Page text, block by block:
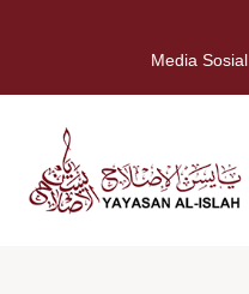
Media Sosial